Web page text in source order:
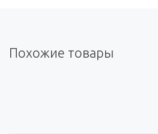
Похожие товары